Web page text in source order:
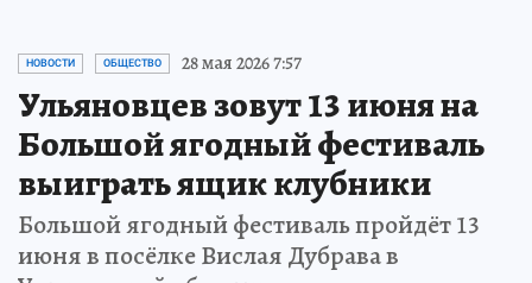
НОВОСТИ ОБЩЕСТВО 28 мая 2026 7:57
Ульяновцев зовут 13 июня на
Большой ягодный фестиваль
выиграть ящик клубники
Большой ягодный фестиваль пройдёт 13
июня в посёлке Вислая Дубрава в